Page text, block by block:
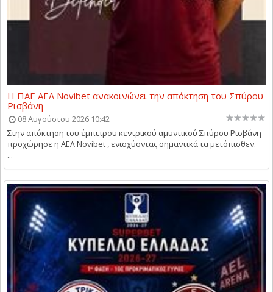
Η ΠΑΕ ΑΕΛ Novibet ανακοινώνει την απόκτηση του Σπύρου
Ρισβάνη
08 Αυγούστου 2026 10:42
Στην απόκτηση του έμπειρου κεντρικού αμυντικού Σπύρου Ρισβάνη
προχώρησε η ΑΕΛ Novibet , ενισχύοντας σημαντικά τα μετόπισθεν.
...